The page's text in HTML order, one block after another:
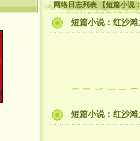
网络日志列表 【短篇小说
短篇小说：红沙滩
短篇小说：红沙滩